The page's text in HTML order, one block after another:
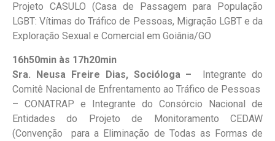
Projeto CASULO (Casa de Passagem para População
LGBT: Vítimas do Tráfico de Pessoas, Migração LGBT e da
Exploração Sexual e Comercial em Goiânia/GO
16h50min às 17h20min
Sra. Neusa Freire Dias, Socióloga – Integrante do
Comitê Nacional de Enfrentamento ao Tráfico de Pessoas
– CONATRAP e Integrante do Consórcio Nacional de
Entidades do Projeto de Monitoramento CEDAW
(Convenção para a Eliminação de Todas as Formas de